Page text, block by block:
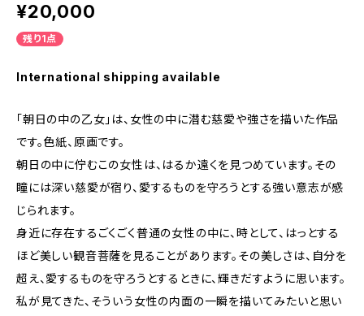
¥20,000
残り1点
International shipping available
「朝日の中の乙女」は、女性の中に潜む慈愛や強さを描いた作品
です。色紙、原画です。
朝日の中に佇むこの女性は、はるか遠くを見つめています。その
瞳には深い慈愛が宿り、愛するものを守ろうとする強い意志が感
じられます。
身近に存在するごくごく普通の女性の中に、時として、はっとする
ほど美しい観音菩薩を見ることがあります。その美しさは、自分を
超え、愛するものを守ろうとするときに、輝きだすように思います。
私が見てきた、そういう女性の内面の一瞬を描いてみたいと思い